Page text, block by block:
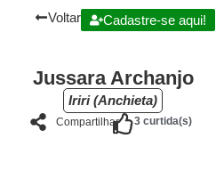
Cadastre-se aqui!
Voltar
Jussara Archanjo
Iriri (Anchieta)
Compartilhar 3 curtida(s)